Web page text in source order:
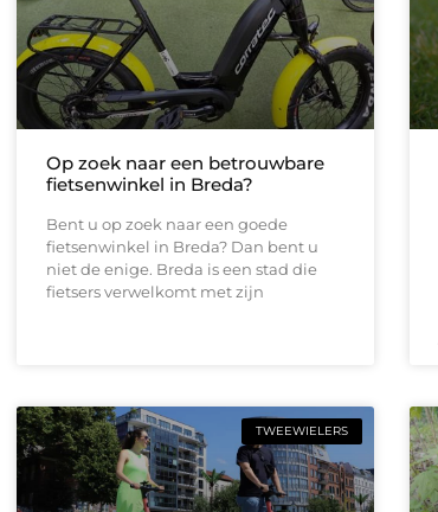
Op zoek naar een betrouwbare
fietsenwinkel in Breda?
Bent u op zoek naar een goede
fietsenwinkel in Breda? Dan bent u
niet de enige. Breda is een stad die
fietsers verwelkomt met zijn
TWEEWIELERS